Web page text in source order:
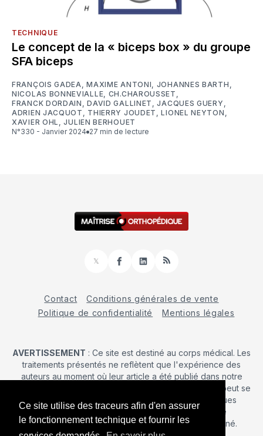
Ce site utilise des traceurs afin d'en assurer
le fonctionnement technique et fournir les
TECHNIQUE
Le concept de la « biceps box » du groupe
SFA biceps
FRANÇOIS GADEA,MAXIME ANTONI, JOHANNES BARTH ,
NICOLAS BONNEVIALLE, CH.CHAROUSSET ,
FRANCK DORDAIN ,DAVID GALLINET ,JACQUES GUERY ,
ADRIEN JACQUOT , THIERRY JOUDET ,LIONEL NEYTON ,
XAVIER OHL ,JULIEN BERHOUET
N°330 - Janvier 2024
27 min de lecture
𝕏
FacebookLinkedInRSS
Contact
Conditions générales de vente
Politique de confidentialité
Mentions légales
AVERTISSEMENT : Ce site est destiné au corps médical. Les
traitements présentés ne reflètent que l'expérience des
auteurs au moment où leur article a été publié dans notre
journal. La décision d’une intervention chirurgicale ne peut se
prendre qu'après un examen clinique. Les techniques
publiées ici ne sauraient justifier une quelconque
revendication de la part d'un soignant ou d'un soigné.